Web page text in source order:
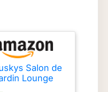
Salon de
Lounge